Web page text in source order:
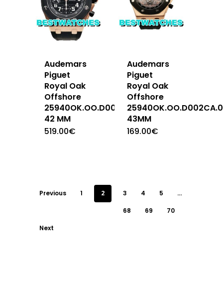
Audemars
Piguet
Royal Oak
Offshore
25940OK.OO.D002CA.01
42 MM
519.00€
Audemars
Piguet
Royal Oak
Offshore
43MM
169.00€
Previous 1 2 3 4 5 …
68 69 70
Next